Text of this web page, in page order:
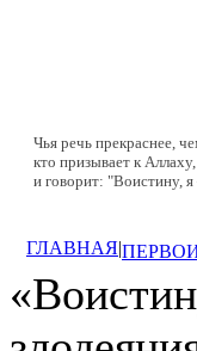
Чья речь прекраснее,
кто призывает к
и говорит: "Воистину,
ГЛАВНАЯ|